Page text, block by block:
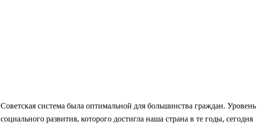
Советская система была оптимальной для большинства граждан. Уровень
социального развития, которого достигла наша страна в те годы, сегодня